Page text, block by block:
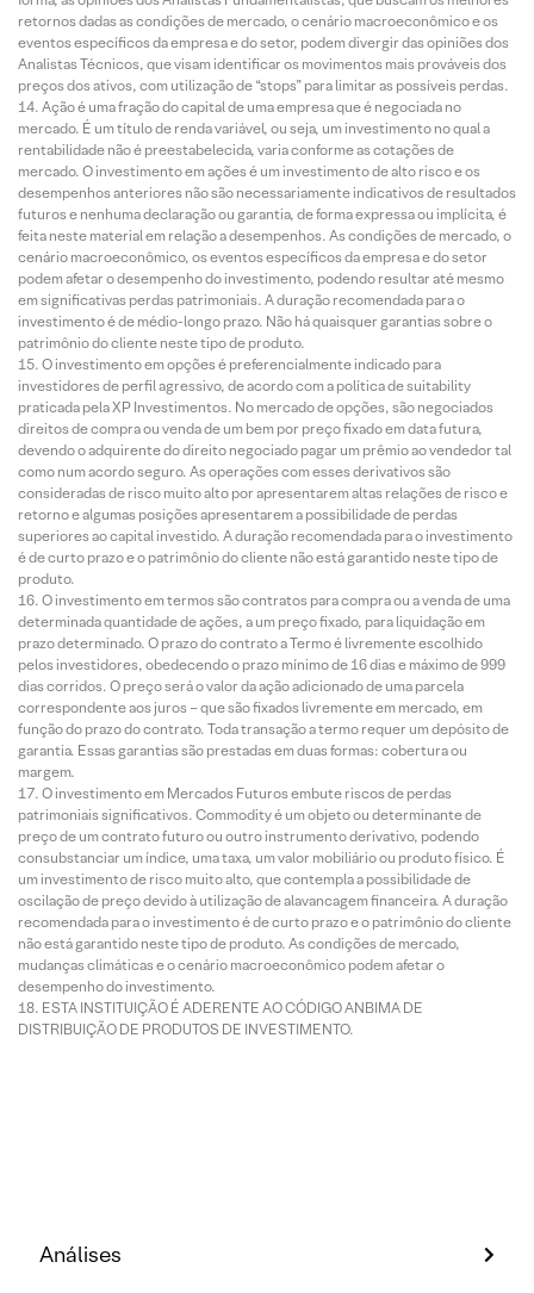
retornos dadas as condições de mercado, o cenário macroeconômico e os
eventos específicos da empresa e do setor, podem divergir das opiniões dos
Analistas Técnicos, que visam identificar os movimentos mais prováveis dos
preços dos ativos, com utilização de “stops” para limitar as possíveis perdas.
Ação é uma fração do capital de uma empresa que é negociada no
mercado. É um título de renda variável, ou seja, um investimento no qual a
rentabilidade não é preestabelecida, varia conforme as cotações de
mercado. O investimento em ações é um investimento de alto risco e os
desempenhos anteriores não são necessariamente indicativos de resultados
futuros e nenhuma declaração ou garantia, de forma expressa ou implícita, é
feita neste material em relação a desempenhos. As condições de mercado, o
cenário macroeconômico, os eventos específicos da empresa e do setor
podem afetar o desempenho do investimento, podendo resultar até mesmo
em significativas perdas patrimoniais. A duração recomendada para o
investimento é de médio-longo prazo. Não há quaisquer garantias sobre o
patrimônio do cliente neste tipo de produto.
O investimento em opções é preferencialmente indicado para
investidores de perfil agressivo, de acordo com a política de suitability
praticada pela XP Investimentos. No mercado de opções, são negociados
direitos de compra ou venda de um bem por preço fixado em data futura,
devendo o adquirente do direito negociado pagar um prêmio ao vendedor tal
como num acordo seguro. As operações com esses derivativos são
consideradas de risco muito alto por apresentarem altas relações de risco e
retorno e algumas posições apresentarem a possibilidade de perdas
superiores ao capital investido. A duração recomendada para o investimento
é de curto prazo e o patrimônio do cliente não está garantido neste tipo de
produto.
O investimento em termos são contratos para compra ou a venda de uma
determinada quantidade de ações, a um preço fixado, para liquidação em
prazo determinado. O prazo do contrato a Termo é livremente escolhido
pelos investidores, obedecendo o prazo mínimo de 16 dias e máximo de 999
dias corridos. O preço será o valor da ação adicionado de uma parcela
correspondente aos juros – que são fixados livremente em mercado, em
função do prazo do contrato. Toda transação a termo requer um depósito de
garantia. Essas garantias são prestadas em duas formas: cobertura ou
margem.
O investimento em Mercados Futuros embute riscos de perdas
patrimoniais significativos. Commodity é um objeto ou determinante de
preço de um contrato futuro ou outro instrumento derivativo, podendo
consubstanciar um índice, uma taxa, um valor mobiliário ou produto físico. É
um investimento de risco muito alto, que contempla a possibilidade de
oscilação de preço devido à utilização de alavancagem financeira. A duração
recomendada para o investimento é de curto prazo e o patrimônio do cliente
não está garantido neste tipo de produto. As condições de mercado,
mudanças climáticas e o cenário macroeconômico podem afetar o
desempenho do investimento.
ESTA INSTITUIÇÃO É ADERENTE AO CÓDIGO ANBIMA DE
DISTRIBUIÇÃO DE PRODUTOS DE INVESTIMENTO.
Análises